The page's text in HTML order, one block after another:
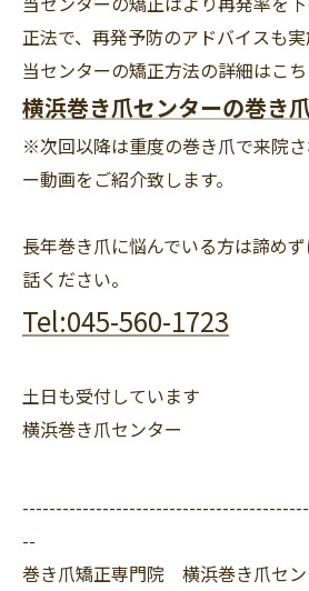
正法で、再発予防のアドバイスも実
当センターの矯正方法の詳細はこ
横浜巻き爪センターの巻き
※次回以降は重度の巻き爪で来院
ー動画をご紹介致します。
長年巻き爪に悩んでいる方は諦め
話ください。
Tel:045-560-1723
土日も受付しています
横浜巻き爪センター
--
巻き爪矯正専門院 横浜巻き爪セン